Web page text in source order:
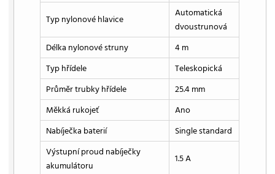
Typ nylonové hlavice
Automatická
dvoustrunová
Délka nylonové struny
4 m
Typ hřídele
Teleskopická
Průměr trubky hřídele
25.4 mm
Měkká rukojeť
Ano
Nabíječka baterií
Single standard
Výstupní proud nabíječky
akumulátoru
1.5 A